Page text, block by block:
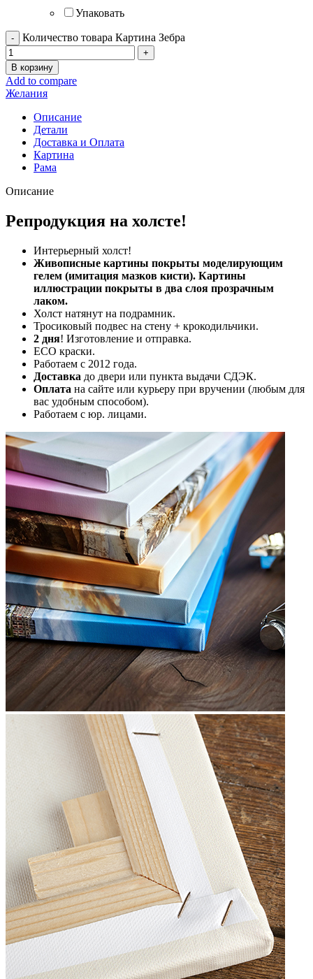
Упаковать
Количество товара Картина Зебра
В корзину
Add to compare
Желания
Описание
Детали
Доставка и Оплата
Картина
Рама
Описание
Репродукция на холсте!
Интерьерный холст!
Живописные картины покрыты моделирующим
гелем (имитация мазков кисти). Картины
иллюстрации покрыты в два слоя прозрачным
лаком.
Холст натянут на подрамник.
Тросиковый подвес на стену + крокодильчики.
2 дня! Изготовление и отправка.
ECO краски.
Работаем с 2012 года.
Доставка до двери или пункта выдачи СДЭК.
Оплата на сайте или курьеру при вручении (любым для
вас удобным способом).
Работаем с юр. лицами.